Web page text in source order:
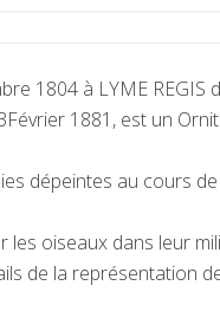
1804 à LYME REGIS
1881, est un
dépeintes au cours
les oiseaux dans leur
de la représentation